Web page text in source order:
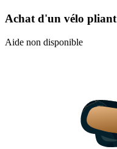
Achat d'un vélo pliant
Aide non disponible